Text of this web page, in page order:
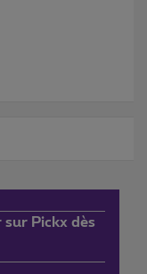
Pickx dès